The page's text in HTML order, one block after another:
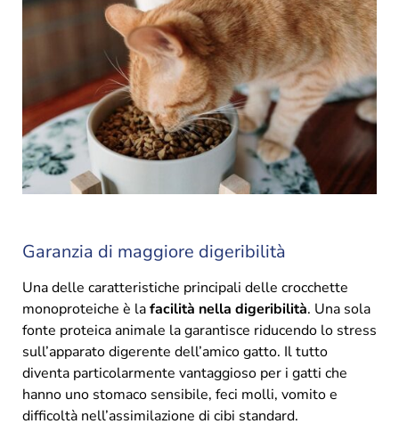
Garanzia di maggiore digeribilità
Una delle caratteristiche principali delle crocchette
monoproteiche è lafacilità nella digeribilità. Una sola
fonte proteica animale la garantisce riducendo lo stress
sull’apparato digerente dell’amico gatto. Il tutto
diventa particolarmente vantaggioso per i gatti che
hanno uno stomaco sensibile, feci molli, vomito e
difficoltà nell’assimilazione di cibi standard.